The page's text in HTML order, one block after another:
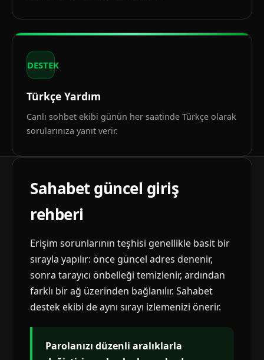
DESTEK
Türkçe Yardım
Canlı sohbet ekibi günün her saatinde Türkçe olarak
sorularınıza yanıt verir.
Sahabet güncel giriş
rehberi
Erişim sorunlarının teşhisi genellikle basit bir
sırayla yapılır: önce güncel adres denenir,
sonra tarayıcı önbelleği temizlenir, ardından
farklı bir ağ üzerinden bağlanılır. Sahabet
destek ekibi de aynı sırayı izlemenizi önerir.
Parolanızı düzenli aralıklarla